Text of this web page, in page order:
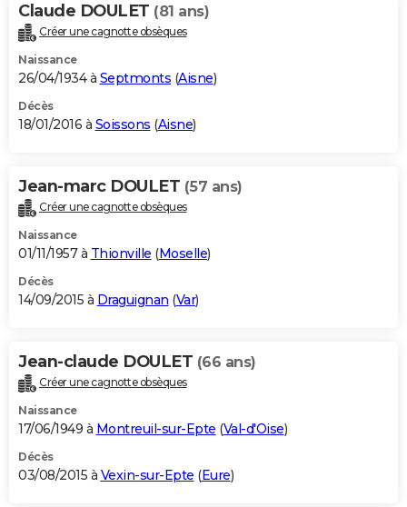
Claude DOULET (81 ans)
Créer une cagnotte obsèques
Naissance
26/04/1934 à Septmonts (Aisne)
Décès
18/01/2016 à Soissons (Aisne)
Jean-marc DOULET (57 ans)
Créer une cagnotte obsèques
Naissance
01/11/1957 à Thionville (Moselle)
Décès
14/09/2015 à Draguignan (Var)
Jean-claude DOULET (66 ans)
Créer une cagnotte obsèques
Naissance
17/06/1949 à Montreuil-sur-Epte (Val-d'Oise)
Décès
03/08/2015 à Vexin-sur-Epte (Eure)